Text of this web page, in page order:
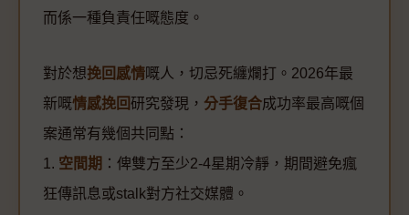
而係一種負責任嘅態度。
對於想挽回感情嘅人，切忌死纏爛打。2026年最
新嘅情感挽回 研究發現， 分手復合成功率最高嘅個
案通常有幾個共同點：
1. 空間期 ：俾雙方至少2-4星期冷靜，期間避免瘋
狂傳訊息或stalk對方社交媒體。